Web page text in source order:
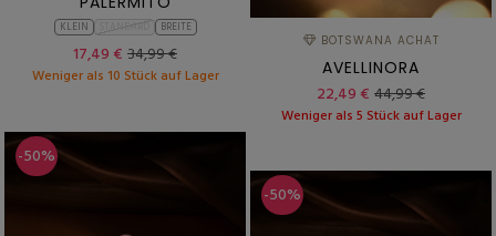
KLEIN BREITE
17,49 € 34,99 €
Weniger als 10 Stück auf Lager
BOTSWANA ACHAT
AVELLINORA
22,49 € 44,99 €
Weniger als 5 Stück auf Lager
-50%
-50%